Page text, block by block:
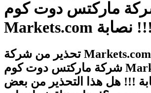
ماركتس دوت كوم
Markets.com نصابة !!!
تحذير من شركة Markets.com ، احذروا
شركة ماركتس دوت كوم Markets.com
!!! هل هذا التحذير من بعض